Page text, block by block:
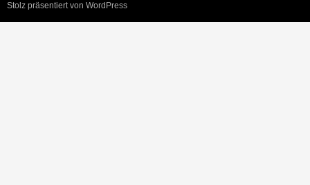
Stolz präsentiert von WordPress